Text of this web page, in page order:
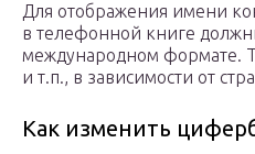
Для отображения имени
в телефонной книге
международном формате.
и т.п., в зависимости от
Как изменить